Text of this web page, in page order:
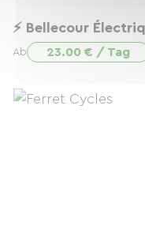
⚡ Bellecour
Ab 23.00 € / Tag